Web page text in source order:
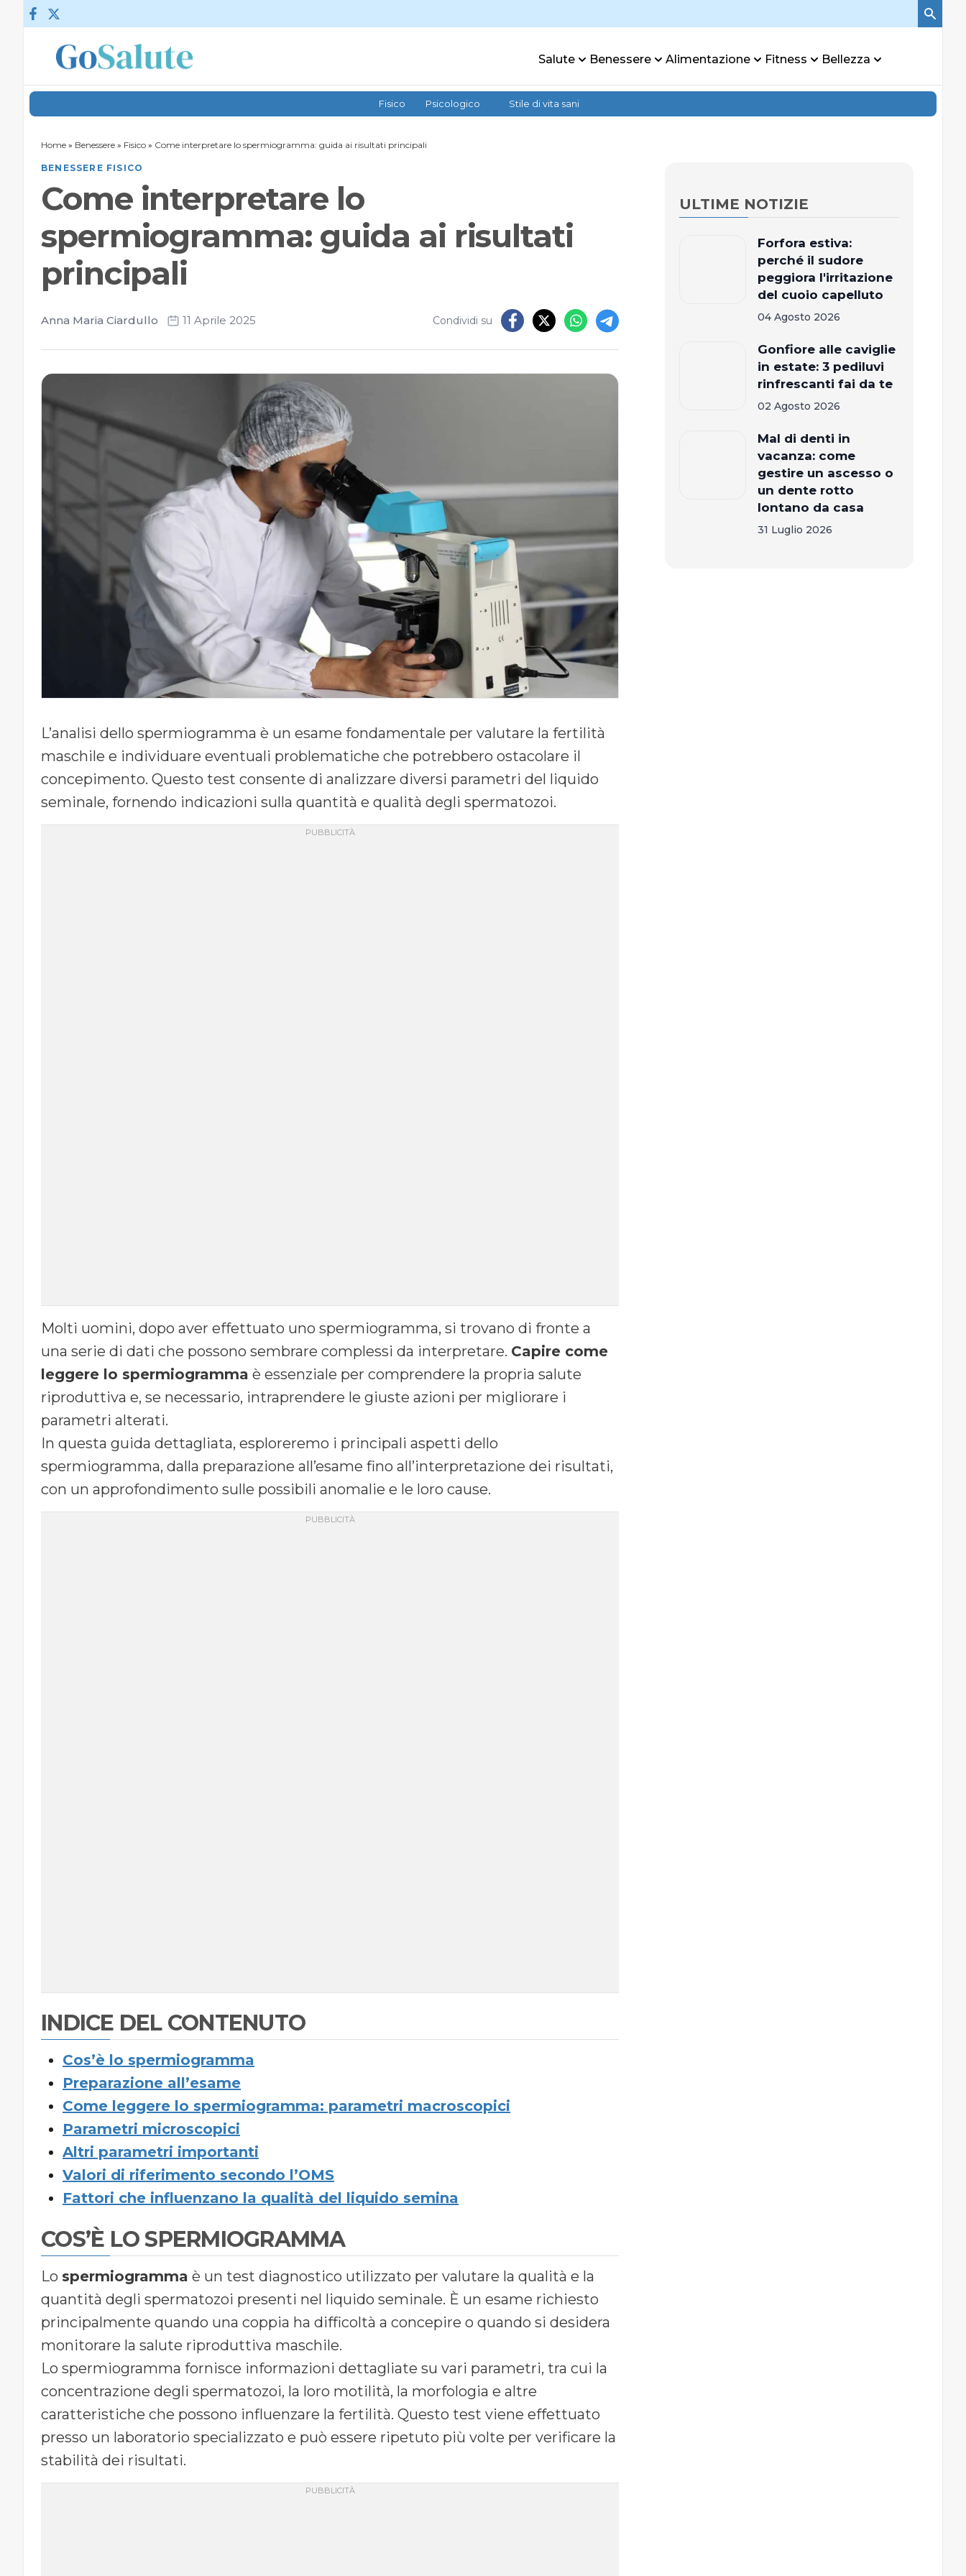
Vai al contenuto
Salute Benessere Alimentazione Fitness Bellezza
Fisico Psicologico Stile di vita sani
Home » Benessere » Fisico » Come interpretare lo spermiogramma: guida ai risultati principali
BENESSERE FISICO
Come interpretare lo
spermiogramma: guida ai risultati
principali
Anna Maria Ciardullo 11 Aprile 2025 Condividi su
L’analisi dello spermiogramma è un esame fondamentale per valutare la fertilità
maschile e individuare eventuali problematiche che potrebbero ostacolare il
concepimento. Questo test consente di analizzare diversi parametri del liquido
seminale, fornendo indicazioni sulla quantità e qualità degli spermatozoi.
Molti uomini, dopo aver effettuato uno spermiogramma, si trovano di fronte a
una serie di dati che possono sembrare complessi da interpretare. Capire come
leggere lo spermiogramma è essenziale per comprendere la propria salute
riproduttiva e, se necessario, intraprendere le giuste azioni per migliorare i
parametri alterati.
In questa guida dettagliata, esploreremo i principali aspetti dello
spermiogramma, dalla preparazione all’esame fino all’interpretazione dei risultati,
con un approfondimento sulle possibili anomalie e le loro cause.
INDICE DEL CONTENUTO
Cos’è lo spermiogramma
Preparazione all’esame
Come leggere lo spermiogramma: parametri macroscopici
Parametri microscopici
Altri parametri importanti
Valori di riferimento secondo l’OMS
Fattori che influenzano la qualità del liquido semina
COS’È LO SPERMIOGRAMMA
Lo spermiogramma è un test diagnostico utilizzato per valutare la qualità e la
quantità degli spermatozoi presenti nel liquido seminale. È un esame richiesto
principalmente quando una coppia ha difficoltà a concepire o quando si desidera
monitorare la salute riproduttiva maschile.
Lo spermiogramma fornisce informazioni dettagliate su vari parametri, tra cui la
concentrazione degli spermatozoi, la loro motilità, la morfologia e altre
caratteristiche che possono influenzare la fertilità. Questo test viene effettuato
presso un laboratorio specializzato e può essere ripetuto più volte per verificare la
stabilità dei risultati.
ULTIME NOTIZIE
Forfora estiva:
perché il sudore
peggiora l'irritazione
del cuoio capelluto
04 Agosto 2026
Gonfiore alle caviglie
in estate: 3 pediluvi
rinfrescanti fai da te
02 Agosto 2026
Mal di denti in
vacanza: come
gestire un ascesso o
un dente rotto
lontano da casa
31 Luglio 2026